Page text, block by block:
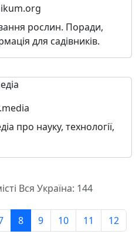
рослин. Поради,
для садівників.
про науку, технології,
Вся Україна: 144
8 9 10 11 12